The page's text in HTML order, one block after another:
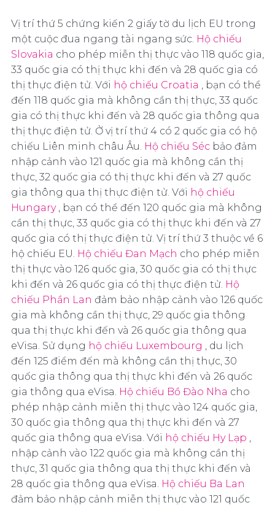
Vị trí thứ 5 chứng kiến 2 giấy tờ du lịch EU trong
một cuộc đua ngang tài ngang sức. Hộ chiếu
Slovakia cho phép miễn thị thực vào 118 quốc gia,
33 quốc gia có thị thực khi đến và 28 quốc gia có
thị thực điện tử. Với hộ chiếu Croatia , bạn có thể
đến 118 quốc gia mà không cần thị thực, 33 quốc
gia có thị thực khi đến và 28 quốc gia thông qua
thị thực điện tử. Ở vị trí thứ 4 có 2 quốc gia có hộ
chiếu Liên minh châu Âu. Hộ chiếu Séc bảo đảm
nhập cảnh vào 121 quốc gia mà không cần thị
thực, 32 quốc gia có thị thực khi đến và 27 quốc
gia thông qua thị thực điện tử. Với hộ chiếu
Hungary, bạn có thể đến 120 quốc gia mà không
cần thị thực, 33 quốc gia có thị thực khi đến và 27
quốc gia có thị thực điện tử. Vị trí thứ 3 thuộc về 6
hộ chiếu EU. Hộ chiếu Đan Mạch cho phép miễn
thị thực vào 126 quốc gia, 30 quốc gia có thị thực
khi đến và 26 quốc gia có thị thực điện tử. Hộ
chiếu Phần Lan đảm bảo nhập cảnh vào 126 quốc
gia mà không cần thị thực, 29 quốc gia thông
qua thị thực khi đến và 26 quốc gia thông qua
eVisa. Sử dụng hộ chiếu Luxembourg , du lịch
đến 125 điểm đến mà không cần thị thực, 30
quốc gia thông qua thị thực khi đến và 26 quốc
gia thông qua eVisa. Hộ chiếu Bồ Đào Nha cho
phép nhập cảnh miễn thị thực vào 124 quốc gia,
30 quốc gia thông qua thị thực khi đến và 27
quốc gia thông qua eVisa. Với hộ chiếu Hy Lạp ,
nhập cảnh vào 122 quốc gia mà không cần thị
thực, 31 quốc gia thông qua thị thực khi đến và
28 quốc gia thông qua eVisa. Hộ chiếu Ba Lan
đảm bảo nhập cảnh miễn thị thực vào 121 quốc